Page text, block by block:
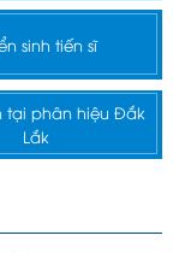
sinh tiến sĩ
tại phân hiệu Đắk
Lắk